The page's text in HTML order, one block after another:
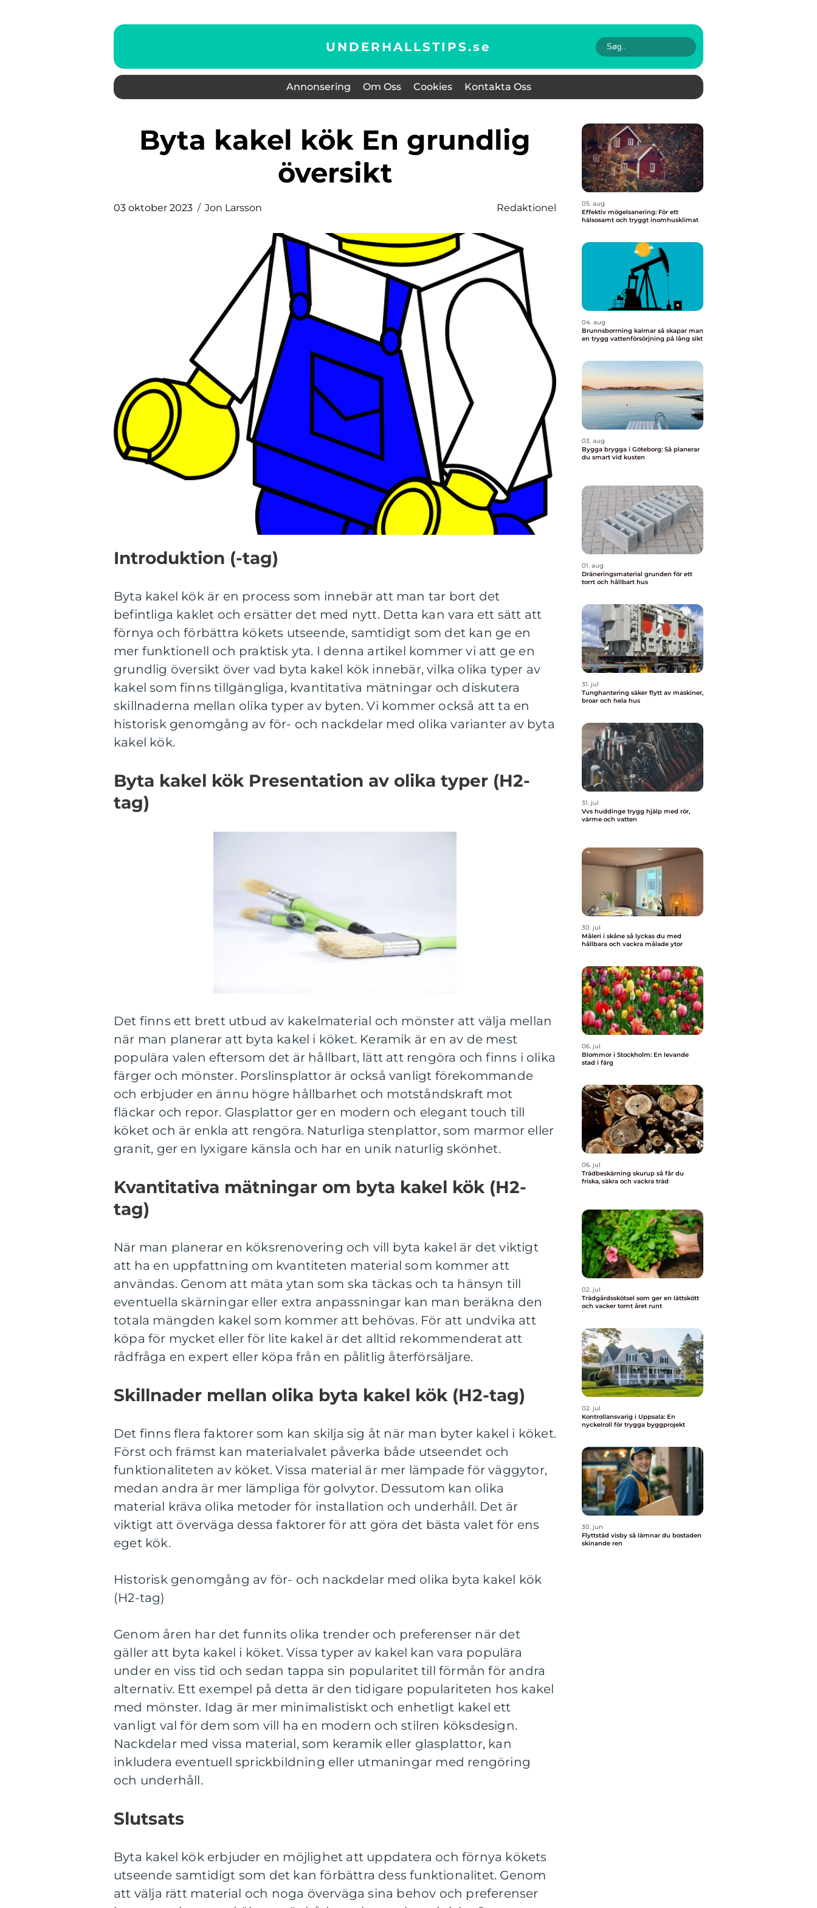
UNDERHALLSTIPS.se
Annonsering Om Oss Cookies Kontakta Oss
Byta kakel kök En grundlig
översikt
03 oktober 2023 Jon Larsson Redaktionel
Introduktion (-tag)
Byta kakel kök är en process som innebär att man tar bort det
befintliga kaklet och ersätter det med nytt. Detta kan vara ett sätt att
förnya och förbättra kökets utseende, samtidigt som det kan ge en
mer funktionell och praktisk yta. I denna artikel kommer vi att ge en
grundlig översikt över vad byta kakel kök innebär, vilka olika typer av
kakel som finns tillgängliga, kvantitativa mätningar och diskutera
skillnaderna mellan olika typer av byten. Vi kommer också att ta en
historisk genomgång av för- och nackdelar med olika varianter av byta
kakel kök.
Byta kakel kök Presentation av olika typer (H2-
tag)
Det finns ett brett utbud av kakelmaterial och mönster att välja mellan
när man planerar att byta kakel i köket. Keramik är en av de mest
populära valen eftersom det är hållbart, lätt att rengöra och finns i olika
färger och mönster. Porslinsplattor är också vanligt förekommande
och erbjuder en ännu högre hållbarhet och motståndskraft mot
fläckar och repor. Glasplattor ger en modern och elegant touch till
köket och är enkla att rengöra. Naturliga stenplattor, som marmor eller
granit, ger en lyxigare känsla och har en unik naturlig skönhet.
Kvantitativa mätningar om byta kakel kök (H2-
tag)
När man planerar en köksrenovering och vill byta kakel är det viktigt
att ha en uppfattning om kvantiteten material som kommer att
användas. Genom att mäta ytan som ska täckas och ta hänsyn till
eventuella skärningar eller extra anpassningar kan man beräkna den
totala mängden kakel som kommer att behövas. För att undvika att
köpa för mycket eller för lite kakel är det alltid rekommenderat att
rådfråga en expert eller köpa från en pålitlig återförsäljare.
Skillnader mellan olika byta kakel kök (H2-tag)
Det finns flera faktorer som kan skilja sig åt när man byter kakel i köket.
Först och främst kan materialvalet påverka både utseendet och
funktionaliteten av köket. Vissa material är mer lämpade för väggytor,
medan andra är mer lämpliga för golvytor. Dessutom kan olika
material kräva olika metoder för installation och underhåll. Det är
viktigt att överväga dessa faktorer för att göra det bästa valet för ens
eget kök.
Historisk genomgång av för- och nackdelar med olika byta kakel kök
(H2-tag)
Genom åren har det funnits olika trender och preferenser när det
gäller att byta kakel i köket. Vissa typer av kakel kan vara populära
under en viss tid och sedan tappa sin popularitet till förmån för andra
alternativ. Ett exempel på detta är den tidigare populariteten hos kakel
med mönster. Idag är mer minimalistiskt och enhetligt kakel ett
vanligt val för dem som vill ha en modern och stilren köksdesign.
Nackdelar med vissa material, som keramik eller glasplattor, kan
inkludera eventuell sprickbildning eller utmaningar med rengöring
och underhåll.
Slutsats
Byta kakel kök erbjuder en möjlighet att uppdatera och förnya kökets
utseende samtidigt som det kan förbättra dess funktionalitet. Genom
att välja rätt material och noga överväga sina behov och preferenser
05. aug
Effektiv mögelsanering: För ett
hälsosamt och tryggt inomhusklimat
04. aug
Brunnsborrning kalmar så skapar man
en trygg vattenförsörjning på lång sikt
03. aug
Bygga brygga i Göteborg: Så planerar
du smart vid kusten
01. aug
Dräneringsmaterial grunden för ett
torrt och hållbart hus
31. jul
Tunghantering säker flytt av maskiner,
broar och hela hus
31. jul
Vvs huddinge trygg hjälp med rör,
värme och vatten
30. jul
Måleri i skåne så lyckas du med
hållbara och vackra målade ytor
06. jul
Blommor i Stockholm: En levande
stad i färg
06. jul
Trädbeskärning skurup så får du
friska, säkra och vackra träd
02. jul
Trädgårdsskötsel som ger en lättskött
och vacker tomt året runt
02. jul
Kontrollansvarig i Uppsala: En
nyckelroll för trygga byggprojekt
30. jun
Flyttstäd visby så lämnar du bostaden
skinande ren